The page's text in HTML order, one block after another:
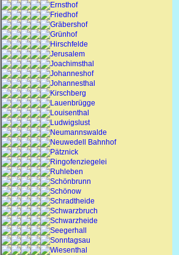
Ernsthof
Friedhof
Gräbershof
Grünhof
Hirschfelde
Jerusalem
Joachimsthal
Johanneshof
Johannesthal
Kirschberg
Lauenbrügge
Louisenthal
Ludwigslust
Neumannswalde
Neuwedell Bahnhof
Pätznick
Ringofenziegelei
Ruhleben
Schönbrunn
Schönow
Schradtheide
Schwarzbruch
Schwarzheide
Seegerhall
Sonntagsau
Wiesenthal